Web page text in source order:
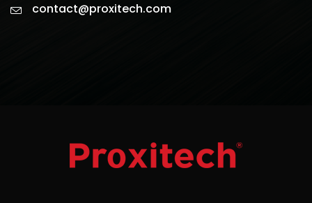
contact@proxitech.com